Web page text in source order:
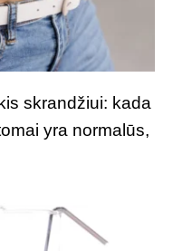
skrandžiui: kada
yra normalūs,